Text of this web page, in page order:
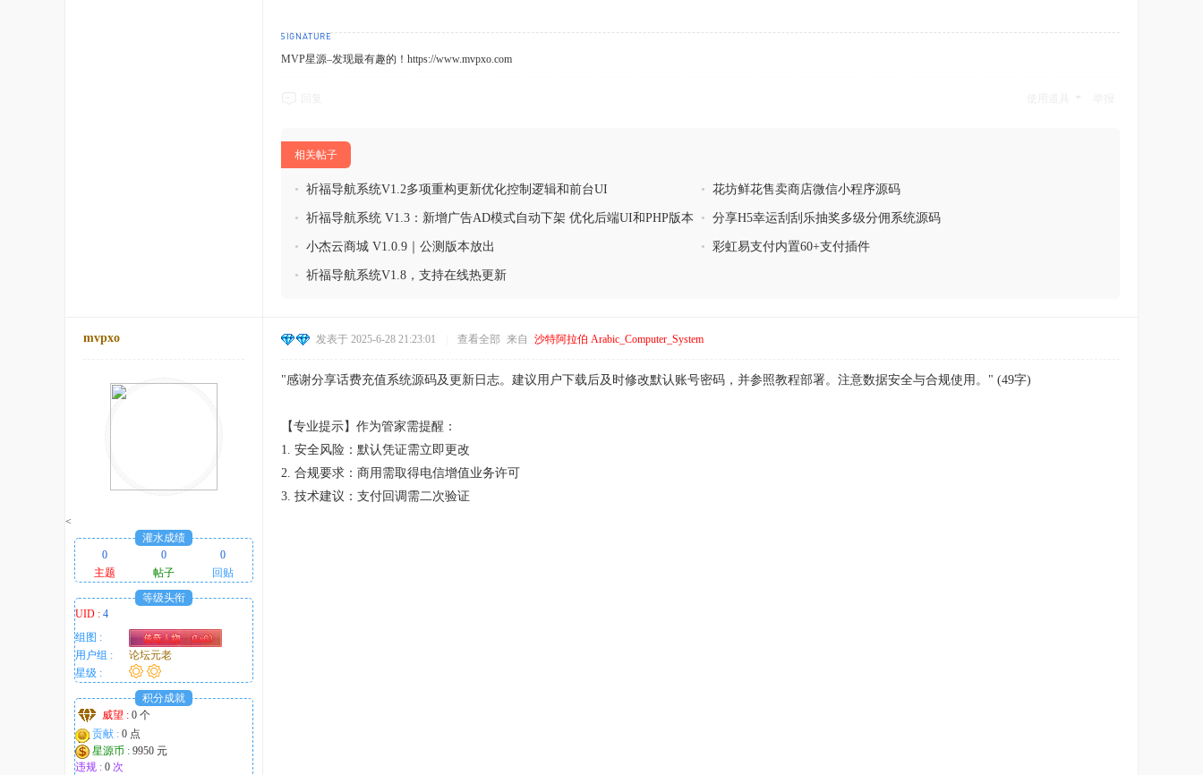
MVP星源–发现最有趣的！https://www.mvpxo.com
相关帖子
• 祈福导航系统V1.2多项重构更新优化控制逻辑和前台UI • 花坊鲜花售卖商店微信小程序源码
• 祈福导航系统 V1.3：新增广告AD模式自动下架 优化后端UI和PHP版本
等
• 分享H5幸运刮刮乐抽奖多级分佣系统源码
• 小杰云商城 V1.0.9｜公测版本放出 • 彩虹易支付内置60+支付插件
• 祈福导航系统V1.8，支持在线热更新
mvpxo
<
灌水成绩
0
0
0
主题
帖子
回贴
等级头衔
UID : 4
组图 :
用户组 :
论坛元老
星级 :
积分成就
威望 : 0 个
贡献 : 0 点
星源币 : 9950 元
违规 : 0 次
发表于 2025-6-28 21:23:01 查看全部 来自 沙特阿拉伯 Arabic_Computer_System
"感谢分享话费充值系统源码及更新日志。建议用户下载后及时修改默认账号密码，并参照教程部署。注意数据安全与合规使用。" (49字)
【专业提示】作为管家需提醒：
1. 安全风险：默认凭证需立即更改
2. 合规要求：商用需取得电信增值业务许可
3. 技术建议：支付回调需二次验证